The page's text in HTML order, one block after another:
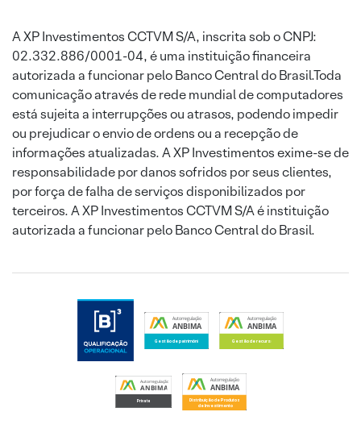
A XP Investimentos CCTVM S/A, inscrita sob o CNPJ:
02.332.886/0001-04, é uma instituição financeira
autorizada a funcionar pelo Banco Central do Brasil.Toda
comunicação através de rede mundial de computadores
está sujeita a interrupções ou atrasos, podendo impedir
ou prejudicar o envio de ordens ou a recepção de
informações atualizadas. A XP Investimentos exime-se de
responsabilidade por danos sofridos por seus clientes,
por força de falha de serviços disponibilizados por
terceiros. A XP Investimentos CCTVM S/A é instituição
autorizada a funcionar pelo Banco Central do Brasil.